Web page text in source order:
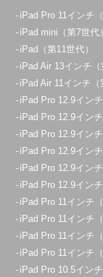
iPad Pro 11インチ（
iPad mini（第7世代）
iPad（第11世代）
iPad Air 13インチ（
iPad Air 11インチ（
iPad Pro 12.9インチ
iPad Pro 12.9インチ
iPad Pro 12.9インチ
iPad Pro 12.9インチ
iPad Pro 12.9インチ
iPad Pro 12.9インチ
iPad Pro 11インチ
iPad Pro 11インチ
iPad Pro 11インチ
iPad Pro 11インチ
iPad Pro 10.5インチ